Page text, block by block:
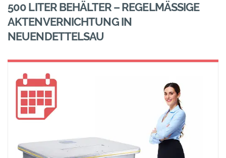
500 LITER BEHÄLTER – REGELMÄSSIGE A
KTENVERNICHTUNG IN N
EUENDETTELSAU